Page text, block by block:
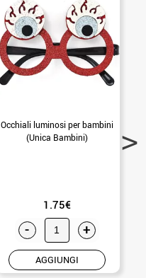
Occhiali luminosi per bambini
(Unica Bambini)
1.75€
- +
AGGIUNGI